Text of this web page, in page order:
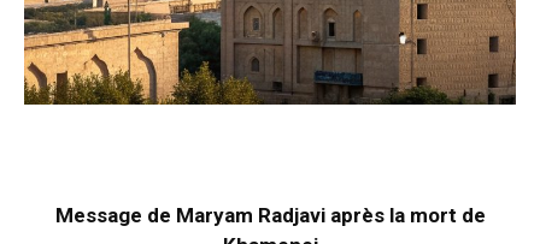
Message de Maryam Radjavi après la mort de